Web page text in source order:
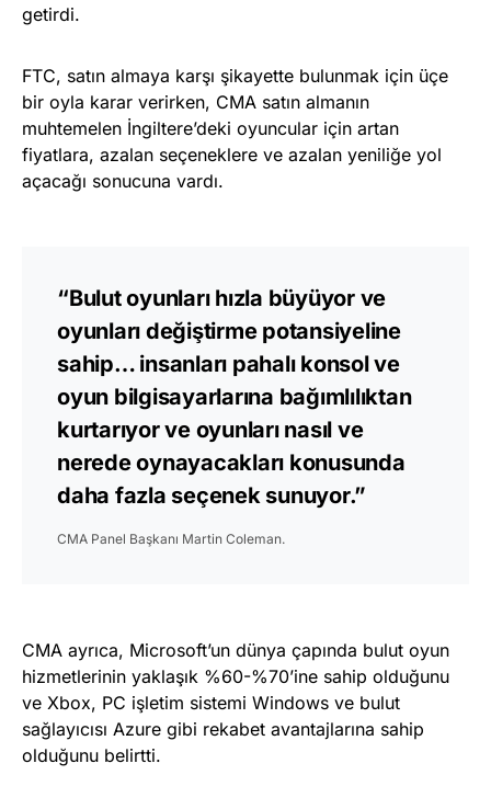
getirdi.
FTC, satın almaya karşı şikayette bulunmak için üçe
bir oyla karar verirken, CMA satın almanın
muhtemelen İngiltere’deki oyuncular için artan
fiyatlara, azalan seçeneklere ve azalan yeniliğe yol
açacağı sonucuna vardı.
“Bulut oyunları hızla büyüyor ve
oyunları değiştirme potansiyeline
sahip… insanları pahalı konsol ve
oyun bilgisayarlarına bağımlılıktan
kurtarıyor ve oyunları nasıl ve
nerede oynayacakları konusunda
daha fazla seçenek sunuyor.”
CMA Panel Başkanı Martin Coleman.
CMA ayrıca, Microsoft’un dünya çapında bulut oyun
hizmetlerinin yaklaşık %60-%70’ine sahip olduğunu
ve Xbox, PC işletim sistemi Windows ve bulut
sağlayıcısı Azure gibi rekabet avantajlarına sahip
olduğunu belirtti.